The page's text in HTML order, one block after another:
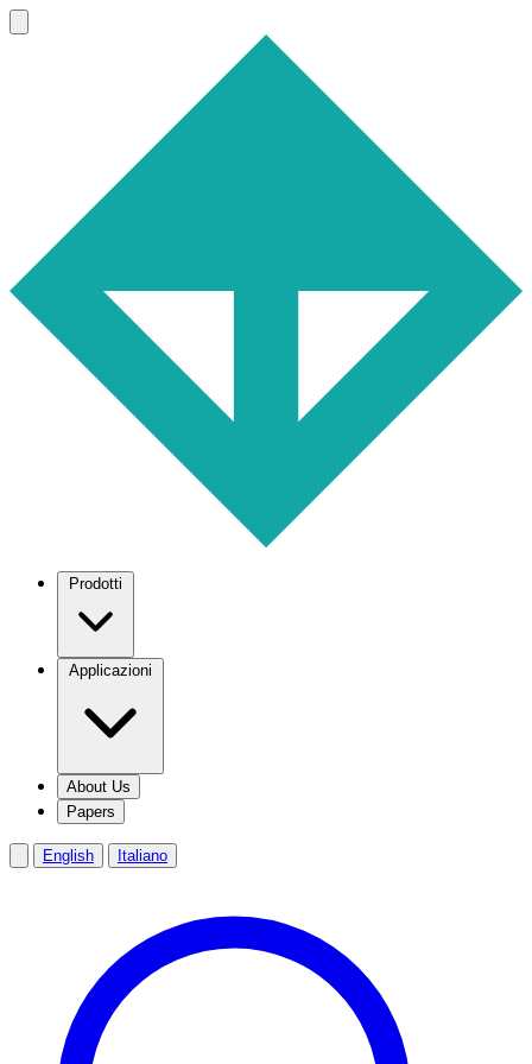
Prodotti
Applicazioni
About Us
Papers
English Italiano